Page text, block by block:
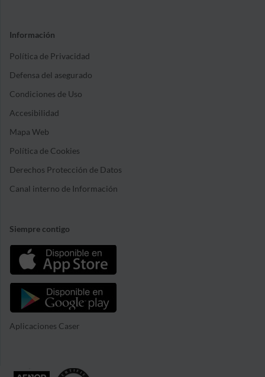
Información
Política de Privacidad
Defensa del asegurado
Condiciones de Uso
Accesibilidad
Mapa Web
Política de Cookies
Derechos Protección de Datos
Canal interno de Información
Siempre contigo
Aplicaciones Caser